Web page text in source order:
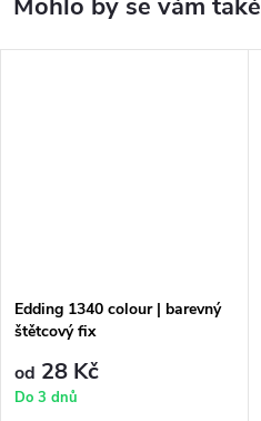
Edding 1340 colour | barevný
štětcový fix
od 28 Kč
Do 3 dnů